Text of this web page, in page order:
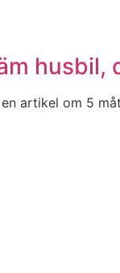
husbil,
artikel om 5